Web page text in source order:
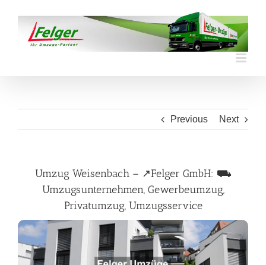
content
Previous Next
Umzug Weisenbach – ↗️Felger GmbH: ⛟
Umzugsunternehmen, Gewerbeumzug,
Privatumzug, Umzugsservice